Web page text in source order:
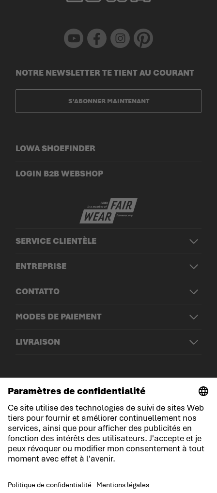
Youtube Facebook Instagram Pinterest
SERVICE CLIENTÈLE
ENTREPRISE
CONTATTO
MODES DE PAIEMENT
LIVRAISON
LOWA SHOEFINDER
LOGIN B2B WEBSHOP
NOTRE NEWSLETTER TE TIENT AU COURANT
S'ABONNER MAINTENANT
© LOWA Sportschuhe GmbH
Mentions légales
Politique de confidentialité
Cookies
Conditions du jeu-concours